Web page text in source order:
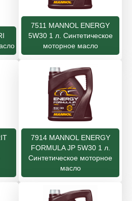
7511 MANNOL ENERGY
5W30 1 л. Синтетическое
моторное масло
7914 MANNOL ENERGY
FORMULA JP 5W30 1 л.
Синтетическое моторное
масло